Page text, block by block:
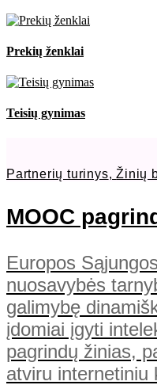
Prekių ženklai
Teisių gynimas
Partnerių turinys,Žinių
MOOC
Europos
nuosavybės
galimybę
įdomiai įgyti
pagrindų žinias,
atviru internetiniu